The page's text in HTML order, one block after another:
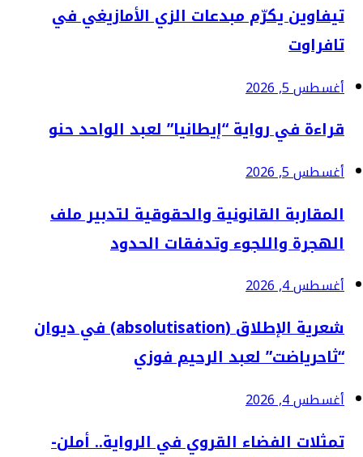
تيفاوين يكرّم مبدعات الزي الأمازيغي في
تافراوت
أغسطس 5, 2026
قراءة في رواية “إيطانيا” لعبد الواحد حنو
أغسطس 5, 2026
المقاربة القانونية والحقوقية لتدبير ملف
الهجرة واللجوء وتدفقات الحدود
أغسطس 4, 2026
شعرية الإطلاق (absolutisation) في ديوان
“ثاحرياضت” لعبد الرحيم فوزي
أغسطس 4, 2026
تمثلات الفضاء القروي في الرواية.. أملن-